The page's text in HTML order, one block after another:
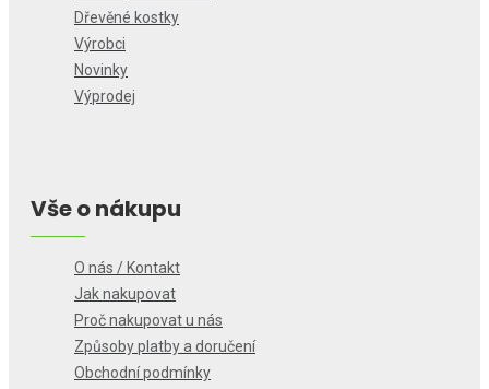
Dřevěné kostky
Výrobci
Novinky
Výprodej
Vše o nákupu
O nás / Kontakt
Jak nakupovat
Proč nakupovat u nás
Způsoby platby a doručení
Obchodní podmínky